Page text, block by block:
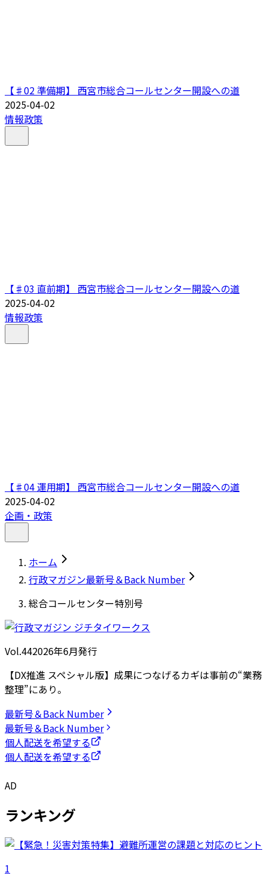
【♯02 準備期】 西宮市総合コールセンター開設への道
2025-04-02
情報政策
【♯03 直前期】 西宮市総合コールセンター開設への道
2025-04-02
情報政策
【♯04 運用期】 西宮市総合コールセンター開設への道
2025-04-02
企画・政策
ホーム
行政マガジン最新号＆Back Number
総合コールセンター特別号
Vol.442026年6月発行
【DX推進 スペシャル版】成果につなげるカギは事前の“業務
整理”にあり。
最新号＆Back Number
最新号＆Back Number
個人配送を希望する
個人配送を希望する
AD
ランキング
1